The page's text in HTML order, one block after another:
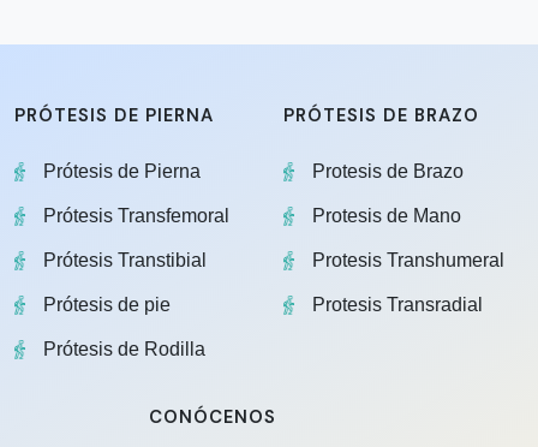
PRÓTESIS DE PIERNA
Prótesis de Pierna
Prótesis Transfemoral
Prótesis Transtibial
Prótesis de pie
Prótesis de Rodilla
PRÓTESIS DE BRAZO
Protesis de Brazo
Protesis de Mano
Protesis Transhumeral
Protesis Transradial
CONÓCENOS